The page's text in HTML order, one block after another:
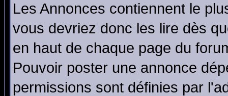
Les Annonces contiennent le
vous devriez donc les lire dès
en haut de chaque page du
Pouvoir poster une annonce
permissions sont définies par